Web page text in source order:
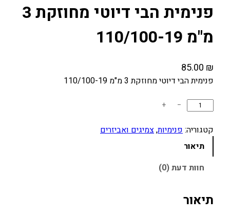
פנימית הבי דיוטי מחוזקת 3
מ"מ 110/100-19
85.00 ₪
פנימית הבי דיוטי מחוזקת 3 מ"מ 110/100-19
ו
ש
י
−
+
קטגוריה:פנימיות, צמיגים ואביזרים
תיאור
חוות דעת (0)
תיאור